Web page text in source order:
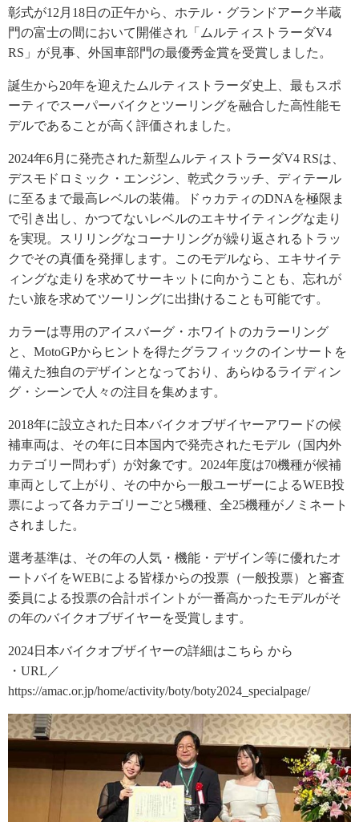
彰式が12月18日の正午から、ホテル・グランドアーク半蔵
門の富士の間において開催され「ムルティストラーダV4
RS」が見事、外国車部門の最優秀金賞を受賞しました。
誕生から20年を迎えたムルティストラーダ史上、最もスポ
ーティでスーパーバイクとツーリングを融合した高性能モ
デルであることが高く評価されました。
2024年6月に発売された新型ムルティストラーダV4 RSは、
デスモドロミック・エンジン、乾式クラッチ、ディテール
に至るまで最高レベルの装備。ドゥカティのDNAを極限ま
で引き出し、かつてないレベルのエキサイティングな走り
を実現。スリリングなコーナリングが繰り返されるトラッ
クでその真価を発揮します。このモデルなら、エキサイテ
ィングな走りを求めてサーキットに向かうことも、忘れが
たい旅を求めてツーリングに出掛けることも可能です。
カラーは専用のアイスバーグ・ホワイトのカラーリング
と、MotoGPからヒントを得たグラフィックのインサートを
備えた独自のデザインとなっており、あらゆるライディン
グ・シーンで人々の注目を集めます。
2018年に設立された日本バイクオブザイヤーアワードの候
補車両は、その年に日本国内で発売されたモデル（国内外
カテゴリー問わず）が対象です。2024年度は70機種が候補
車両として上がり、その中から一般ユーザーによるWEB投
票によって各カテゴリーごと5機種、全25機種がノミネート
されました。
選考基準は、その年の人気・機能・デザイン等に優れたオ
ートバイをWEBによる皆様からの投票（一般投票）と審査
委員による投票の合計ポイントが一番高かったモデルがそ
の年のバイクオブザイヤーを受賞します。
2024日本バイクオブザイヤーの詳細はこちら から
・URL／
https://amac.or.jp/home/activity/boty/boty2024_specialpage/